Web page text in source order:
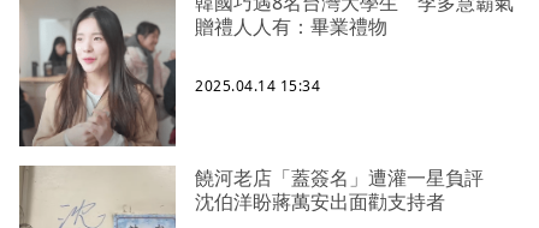
贈禮人人有：畢業禮物
2025.04.14 15:34
饒河老店「蓋簽名」遭灌一星負評
沈伯洋盼蔣萬安出面勸支持者